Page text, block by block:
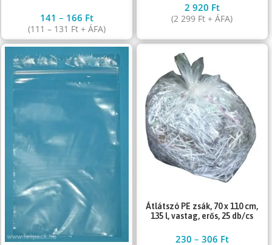
141– 166 Ft
(111– 131 Ft + ÁFA)
2 920 Ft
(2 299 Ft + ÁFA)
Átlátszó PE zsák, 70 x 110 cm,
135 l, vastag, erős, 25 db/cs
230 – 306 Ft